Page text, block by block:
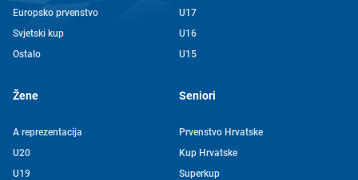
Europsko prvenstvo
Svjetski kup
Ostalo
U17
U16
U15
Žene
A reprezentacija
U20
U19
Seniori
Prvenstvo Hrvatske
Kup Hrvatske
Superkup